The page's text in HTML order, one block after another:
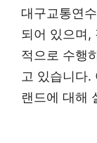
대구교통연
되어 있으며,
적으로 수행
고 있습니다.
랜드에 대해